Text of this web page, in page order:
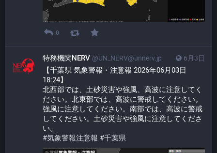
0
6月3日
特務機関NERV @UN_NERV@unnerv.jp
【千葉県 気象警報・注意報 2026年06月03日
18:24】
北西部では、土砂災害や強風、高波に注意してく
ださい。北東部では、高波に警戒してください。
強風に注意してください。南部では、高波に警戒
してください。土砂災害や強風に注意してくださ
い。
#気象警報注意報 #千葉県